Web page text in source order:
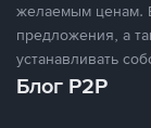
желаемым ценам.
предложения, а
устанавливать
Блог P2P